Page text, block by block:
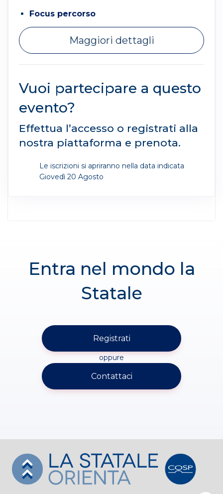
Focus percorso
Maggiori dettagli
Vuoi partecipare a questo
evento?
Effettua l’accesso o registrati alla
nostra piattaforma e prenota.
Le iscrizioni si apriranno nella data indicata
Giovedì 20 Agosto
Entra nel mondo la
Statale
Registrati
oppure
Contattaci